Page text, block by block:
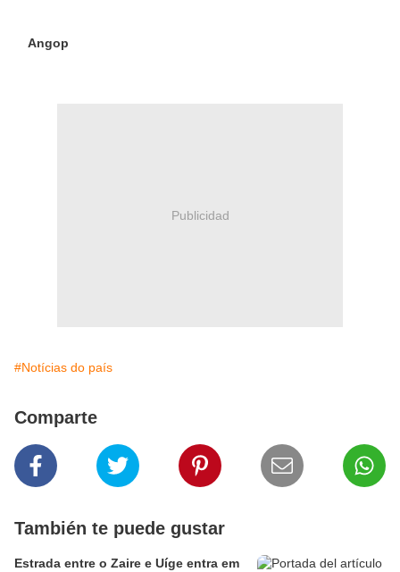
Angop
Publicidad
#Notícias do país
Comparte
También te puede gustar
Estrada entre o Zaire e Uíge entra em